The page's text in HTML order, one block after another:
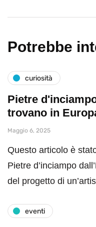
Potrebbe
curiosità
Pietre
trovano in
Maggio 6, 2025
Questo articolo è
Pietre d’inciampo
del progetto di
eventi